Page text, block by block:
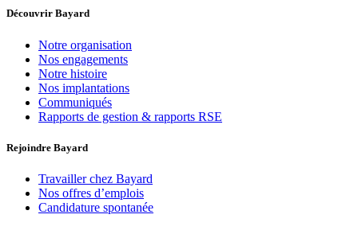
Découvrir Bayard
Notre organisation
Nos engagements
Notre histoire
Nos implantations
Communiqués
Rapports de gestion & rapports RSE
Rejoindre Bayard
Travailler chez Bayard
Nos offres d’emplois
Candidature spontanée